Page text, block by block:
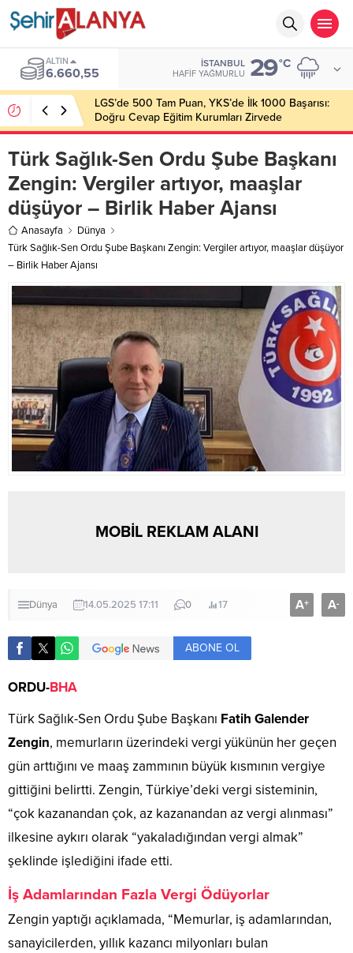
ALTIN
6.660,55
İSTANBUL
HAFIF YAĞMURLU 29°C
LGS’de 500 Tam Puan, YKS’de İlk 1000 Başarısı:
Doğru Cevap Eğitim Kurumları Zirvede
Türk Sağlık-Sen Ordu Şube Başkanı
Zengin: Vergiler artıyor, maaşlar
düşüyor – Birlik Haber Ajansı
Anasayfa
Dünya
Türk Sağlık-Sen Ordu Şube Başkanı Zengin: Vergiler artıyor, maaşlar düşüyor
– Birlik Haber Ajansı
MOBİL REKLAM ALANI
Dünya 14.05.2025 17:11 0 17 A+ A-
ABONE OL
ORDU-BHA
Türk Sağlık-Sen Ordu Şube Başkanı Fatih Galender
Zengin, memurların üzerindeki vergi yükünün her geçen
gün arttığını ve maaş zammının büyük kısmının vergiye
gittiğini belirtti. Zengin, Türkiye’deki vergi sisteminin,
“çok kazanandan çok, az kazanandan az vergi alınması”
ilkesine aykırı olarak “yakaladığından vergi almak”
şeklinde işlediğini ifade etti.
İş Adamlarından Fazla Vergi Ödüyorlar
Zengin yaptığı açıklamada, “Memurlar, iş adamlarından,
sanayicilerden, yıllık kazancı milyonları bulan